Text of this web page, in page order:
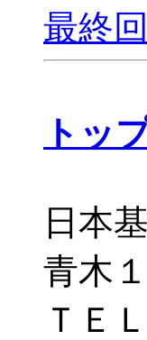
最終回
トッ
日本
青木
ＴＥ